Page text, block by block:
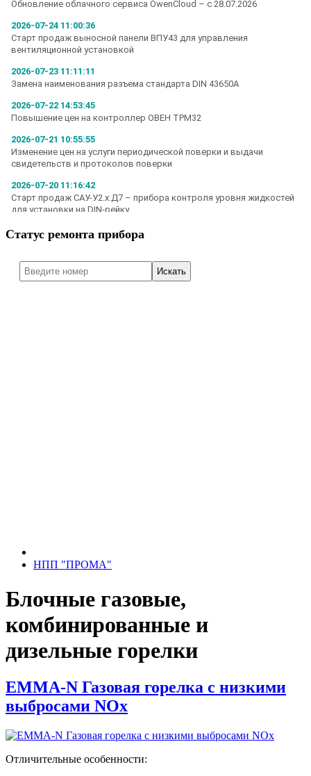
Статус ремонта прибора
НПП "ПРОМА"
Блочные газовые,
комбинированные и
дизельные горелки
EMMA-N Газовая горелка с низкими
выбросами NOx
Отличительные особенности: